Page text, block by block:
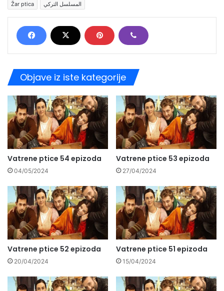
Žar ptica
المسلسل التركي
Objave iz iste kategorije
Vatrene ptice 54 epizoda
04/05/2024
Vatrene ptice 53 epizoda
27/04/2024
Vatrene ptice 52 epizoda
20/04/2024
Vatrene ptice 51 epizoda
15/04/2024